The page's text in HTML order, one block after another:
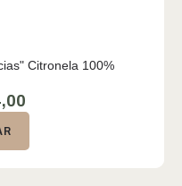
Citronela 100%